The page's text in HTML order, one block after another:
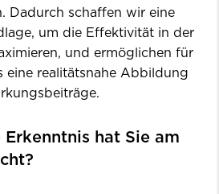
Dadurch schaffen wir eine
um die Effektivität in der
und ermöglichen für
eine realitätsnahe Abbildung
hat Sie am